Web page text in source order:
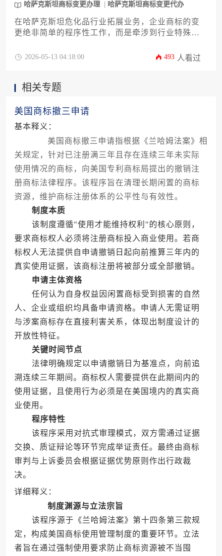
哈萨克斯坦商标变更办理 哈萨克斯坦商标变更代办
在哈萨克斯坦危化品行业拓展业务，企业商标的变
更绝非简单的程序性工作，而是牵涉到行业特殊监
剖析在哈萨克斯坦进行危化品行业商标变更所需满
文中将系统阐述从申请资格、文件准备到官方审查
萨克斯坦商标变更办理，保障品牌资产在严格监管
2026-05-13 04:18:00 493 人看过
相关专题
美国商标撤三申请
基本释义：
美国商标撤三申请指根据《兰哈姆法案》相
关规定，针对已注册满三年且存在连续三年未实际
使用情况的商标，向美国专利商标局提出的撤销注
册商标法律程序。该程序旨在清理长期闲置的商标
资源，维护商标注册体系的公平性与有效性。
制度本质
该制度遵循"使用才能维持权利"的核心原则，
要求商标权人必须将注册商标投入商业使用。若商
标权人无法提供自申请撤销日起向前推算三年内的
真实使用证据，该商标注册将被部分或全部撤销。
申请主体资格
任何认为自身权益因闲置商标受到损害的自然
人、企业或组织均具备申请资格。申请人无需证明
与涉案商标存在直接利害关系，体现出制度设计的
开放性特征。
关键时间节点
法律明确规定以申请撤销日为基准点，向前追
溯连续三年期间。商标权人需要提供在此期间内的
使用证据，且使用行为必须是在美国境内的真实商
业使用。
程序特性
该程序采用对抗式审理模式，双方需通过证据
交换、质证辩论等环节完成举证责任。最终由商标
审判与上诉委员会根据证据优势原则作出行政裁
决。
详细释义：
制度渊源与立法宗旨
该程序源于《兰哈姆法案》第十四条第三款规
定，构成美国商标使用管理制度的重要环节。立法
者旨在通过强制使用要求防止商标资源被不当囤